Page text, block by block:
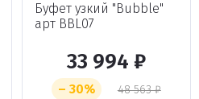
Буфет узкий "Bubble"
арт BBL07
33 994 ₽
– 30% 48 563 ₽